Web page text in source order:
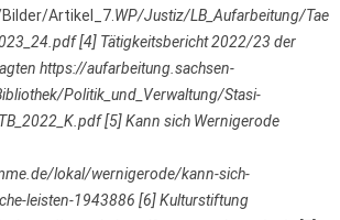
Artikel_7.WP/Justiz/LB_Aufarbeitung/Tae
[4] Tätigkeitsbericht 2022/23 der
https://aufarbeitung.sachsen-
Politik_und_Verwaltung/Stasi-
[5] Kann sich Wernigerode
lokal/wernigerode/kann-sich-
leisten-1943886 [6] Kulturstiftung